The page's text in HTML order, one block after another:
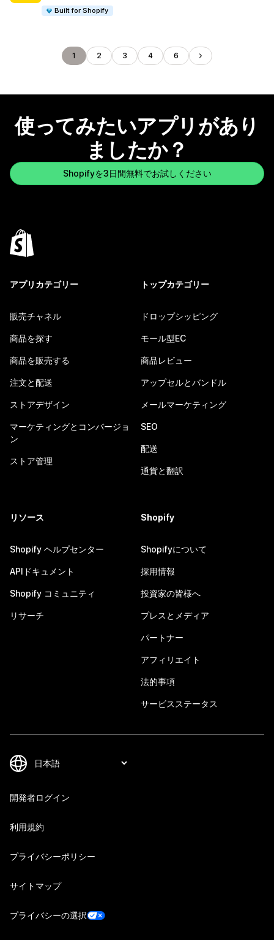
Built for Shopify
1 2 3 4 6
使ってみたいアプリがあり
ましたか？
Shopifyを3日間無料でお試しください
アプリカテゴリー
販売チャネル
商品を探す
商品を販売する
注文と配送
ストアデザイン
マーケティングとコンバージョ
ン
ストア管理
トップカテゴリー
ドロップシッピング
モール型EC
商品レビュー
アップセルとバンドル
メールマーケティング
SEO
配送
通貨と翻訳
リソース
Shopify ヘルプセンター
APIドキュメント
Shopify コミュニティ
リサーチ
Shopify
Shopifyについて
採用情報
投資家の皆様へ
プレスとメディア
パートナー
アフィリエイト
法的事項
サービスステータス
開発者ログイン
利用規約
プライバシーポリシー
サイトマップ
プライバシーの選択